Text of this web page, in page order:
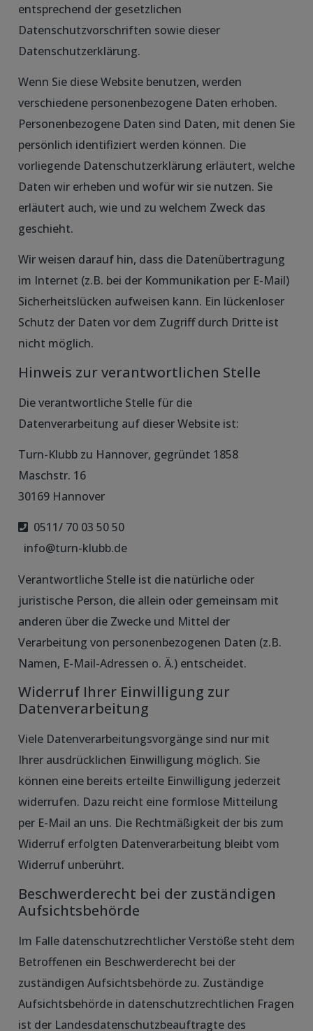
entsprechend der gesetzlichen
Datenschutzvorschriften sowie dieser
Datenschutzerklärung.
Wenn Sie diese Website benutzen, werden
verschiedene personenbezogene Daten erhoben.
Personenbezogene Daten sind Daten, mit denen Sie
persönlich identifiziert werden können. Die
vorliegende Datenschutzerklärung erläutert, welche
Daten wir erheben und wofür wir sie nutzen. Sie
erläutert auch, wie und zu welchem Zweck das
geschieht.
Wir weisen darauf hin, dass die Datenübertragung
im Internet (z.B. bei der Kommunikation per E-Mail)
Sicherheitslücken aufweisen kann. Ein lückenloser
Schutz der Daten vor dem Zugriff durch Dritte ist
nicht möglich.
Hinweis zur verantwortlichen Stelle
Die verantwortliche Stelle für die
Datenverarbeitung auf dieser Website ist:
Turn-Klubb zu Hannover, gegründet 1858
Maschstr. 16
30169 Hannover
0511/ 70 03 50 50
info@turn-klubb.de
Verantwortliche Stelle ist die natürliche oder
juristische Person, die allein oder gemeinsam mit
anderen über die Zwecke und Mittel der
Verarbeitung von personenbezogenen Daten (z.B.
Namen, E-Mail-Adressen o. Ä.) entscheidet.
Widerruf Ihrer Einwilligung zur
Datenverarbeitung
Viele Datenverarbeitungsvorgänge sind nur mit
Ihrer ausdrücklichen Einwilligung möglich. Sie
können eine bereits erteilte Einwilligung jederzeit
widerrufen. Dazu reicht eine formlose Mitteilung
per E-Mail an uns. Die Rechtmäßigkeit der bis zum
Widerruf erfolgten Datenverarbeitung bleibt vom
Widerruf unberührt.
Beschwerderecht bei der zuständigen
Aufsichtsbehörde
Im Falle datenschutzrechtlicher Verstöße steht dem
Betroffenen ein Beschwerderecht bei der
zuständigen Aufsichtsbehörde zu. Zuständige
Aufsichtsbehörde in datenschutzrechtlichen Fragen
ist der Landesdatenschutzbeauftragte des